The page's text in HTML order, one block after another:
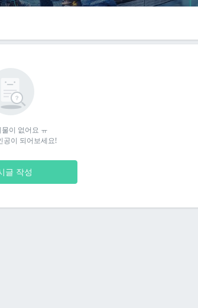
이 없어요 ㅠ
공이 되어보세요!
글 작성